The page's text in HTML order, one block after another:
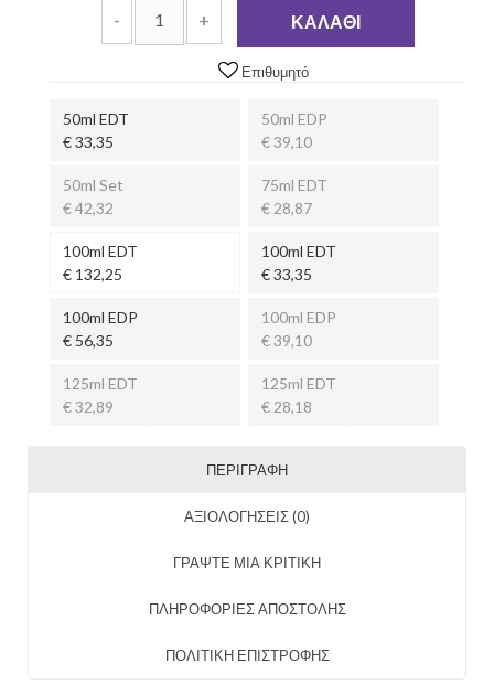
- + ΚΑΛΆΘΙ
Επιθυμητό
50ml EDT
€ 33,35
50ml EDP
€ 39,10
50ml Set
€ 42,32
75ml EDT
€ 28,87
100ml EDT
€ 132,25
100ml EDT
€ 33,35
100ml EDP
€ 56,35
100ml EDP
€ 39,10
125ml EDT
€ 32,89
125ml EDT
€ 28,18
ΠΕΡΙΓΡΑΦΉ
ΑΞΙΟΛΟΓΉΣΕΙΣ (0)
ΓΡΑΨΤΕ ΜΙΑ ΚΡΙΤΙΚΗ
ΠΛΗΡΟΦΟΡΙΕΣ ΑΠΟΣΤΟΛΗΣ
ΠΟΛΙΤΙΚΗ ΕΠΙΣΤΡΟΦΗΣ